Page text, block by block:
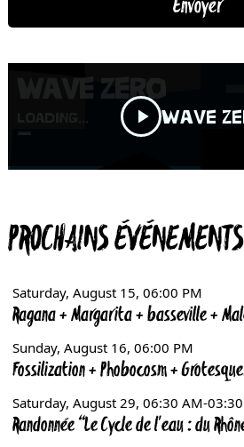
PROCHAINS ÉVÉNEMENTS